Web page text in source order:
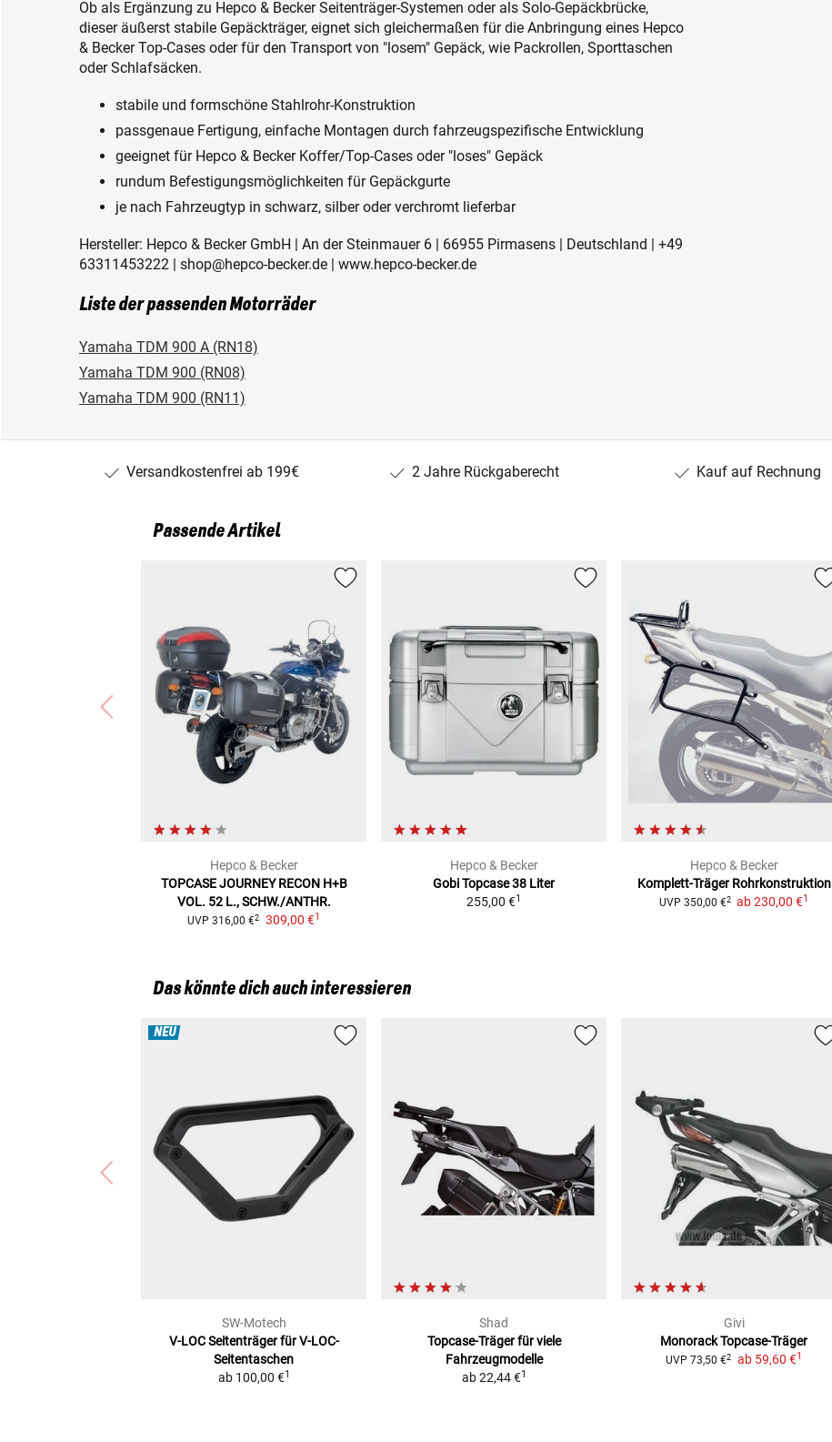
Ob als Ergänzung zu Hepco & Becker Seitenträger-Systemen oder als Solo-Gepäckbrücke,
dieser äußerst stabile Gepäckträger, eignet sich gleichermaßen für die Anbringung eines Hepco
& Becker Top-Cases oder für den Transport von "losem" Gepäck, wie Packrollen, Sporttaschen
oder Schlafsäcken.
stabile und formschöne Stahlrohr-Konstruktion
passgenaue Fertigung, einfache Montagen durch fahrzeugspezifische Entwicklung
geeignet für Hepco & Becker Koffer/Top-Cases oder "loses" Gepäck
rundum Befestigungsmöglichkeiten für Gepäckgurte
je nach Fahrzeugtyp in schwarz, silber oder verchromt lieferbar
Hersteller: Hepco & Becker GmbH | An der Steinmauer 6 | 66955 Pirmasens | Deutschland | +49
63311453222 | shop@hepco-becker.de | www.hepco-becker.de
Liste der passenden Motorräder
Yamaha TDM 900 A (RN18)
Yamaha TDM 900 (RN08)
Yamaha TDM 900 (RN11)
Versandkostenfrei ab 199€ 2 Jahre Rückgaberecht Kauf auf Rechnung
Passende Artikel
Hepco & Becker
TOPCASE JOURNEY RECON H+B
VOL. 52 L., SCHW./ANTHR.
UVP 316,00 €2 309,00 €1
Hepco & Becker
Gobi Topcase38 Liter
255,00 €1
Hepco & Becker
Komplett-Träger Rohrkonstruktion
UVP 350,00 €2 ab230,00 €1
Das könnte dich auch interessieren
NEU
SW-Motech
V-LOC Seitenträger für V-LOC-
Seitentaschen
ab 100,00 €1
Shad
Topcase-Träger für viele
Fahrzeugmodelle
ab 22,44 €1
Givi
Monorack Topcase-Träger
UVP 73,50 €2 ab 59,60 €1